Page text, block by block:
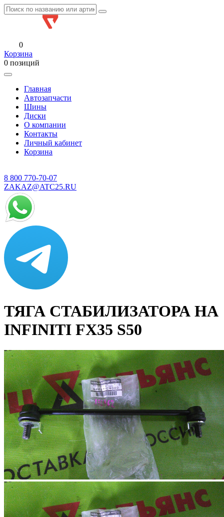
0
Корзина
0 позиций
Главная
Автозапчасти
Шины
Диски
О компании
Контакты
Личный кабинет
Корзина
8 800 770-70-07
ZAKAZ@ATC25.RU
ТЯГА СТАБИЛИЗАТОРА НА
INFINITI FX35 S50